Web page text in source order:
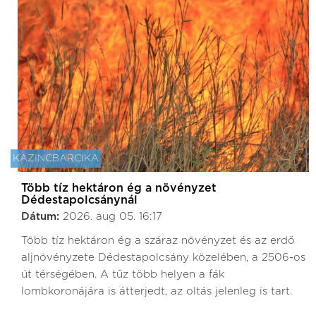
KAZINCBARCIKA
Több tíz hektáron ég a növényzet
Dédestapolcsánynál
Dátum: 2026. aug 05. 16:17
Több tíz hektáron ég a száraz növényzet és az erdő
aljnövényzete Dédestapolcsány közelében, a 2506-os
út térségében. A tűz több helyen a fák
lombkoronájára is átterjedt, az oltás jelenleg is tart.